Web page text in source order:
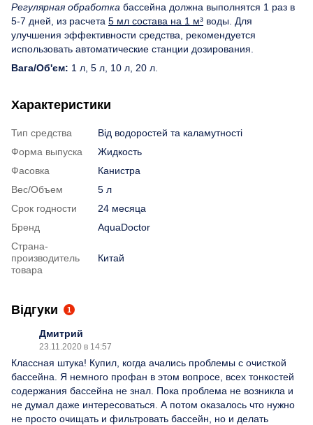
Регулярная обработка бассейна должна выполнятся 1 раз в
5-7 дней, из расчета 5 мл состава на 1 м³ воды. Для
улучшения эффективности средства, рекомендуется
использовать автоматические станции дозирования.
Вага/Об'єм: 1 л, 5 л, 10 л, 20 л.
Характеристики
Тип средства
Від водоростей та каламутності
Форма выпуска
Жидкость
Фасовка
Канистра
Вес/Объем
5 л
Срок годности
24 месяца
Бренд
AquaDoctor
Страна-
производитель
товара
Китай
Відгуки 1
Дмитрий
23.11.2020 в 14:57
Классная штука! Купил, когда ачались проблемы с очисткой
бассейна. Я немного профан в этом вопросе, всех тонкостей
содержания бассейна не знал. Пока проблема не возникла и
не думал даже интересоваться. А потом оказалось что нужно
не просто очищать и фильтровать бассейн, но и делать